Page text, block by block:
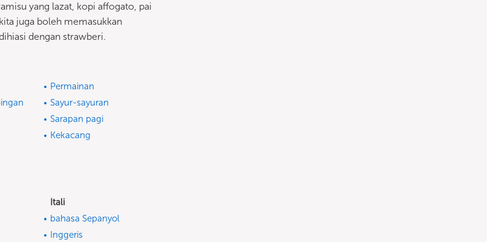
yang lazat, kopi affogato, pai
juga boleh memasukkan
dengan strawberi.
Permainan
Sayur-sayuran
Sarapan pagi
Kekacang
Itali
bahasa Sepanyol
Inggeris